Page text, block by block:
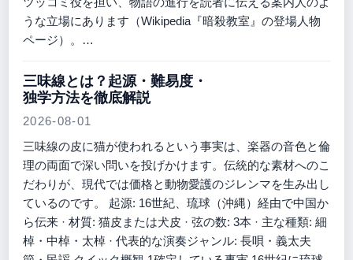
うな立場にあります（Wikipedia『暗殺教室』の登場人物
ページ）。…
三味線とは？起源・難易度・
独学方法を徹底解説
2026-08-01
三味線の皮に猫が使われるという事実は、楽器の音色と倫
理の両面で深い問いを投げかけます。伝統的な素材へのこ
だわりが、現代では価格と動物愛護のジレンマを生み出し
ているのです。 起源: 16世紀、琉球（沖縄）経由で中国か
ら伝来 · 材質: 猫皮または犬皮 · 弦の数: 3本 · 主な種類: 細
棹・中棹・太棹 · 代表的な演奏ジャンル: 長唄・義太夫